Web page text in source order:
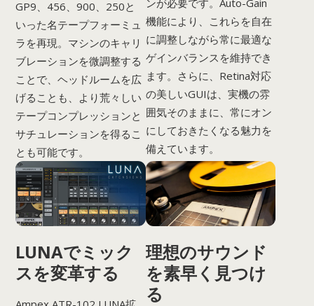
GP9、456、900、250と
いった名テープフォーミュ
ラを再現。マシンのキャリ
ブレーションを微調整する
ことで、ヘッドルームを広
げることも、より荒々しい
テープコンプレッションと
サチュレーションを得るこ
とも可能です。
機能により、これらを自在
に調整しながら常に最適な
ゲインバランスを維持でき
ます。さらに、Retina対応
の美しいGUIは、実機の雰
囲気そのままに、常にオン
にしておきたくなる魅力を
備えています。
LUNAでミック
スを変革する
理想のサウンド
を素早く見つけ
る